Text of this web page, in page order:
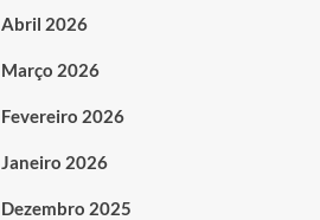
Abril 2026
Março 2026
Fevereiro 2026
Janeiro 2026
Dezembro 2025